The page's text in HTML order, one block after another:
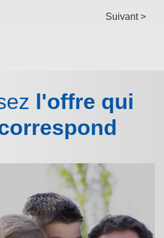
Suivant >
l'offre qui